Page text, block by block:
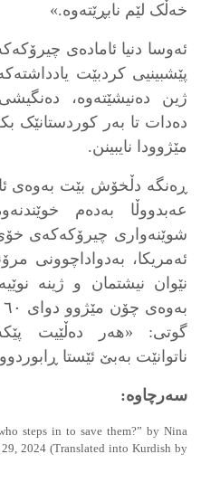
خەڵک لێم نابڕێتەوە.»
ئەوسا دنیا ئامادەی
پێشبینیی کردبێت
ژین دەنیشێتەوە،
دەدات تا بەر کوردستانێک
مێژوودا نایبینن.
ڕەنگە دڵخۆش بێت بەوەی
عەبدووڵا بەدەم
شوێنەواری چیرۆکەکەی خۆی
ئەمریکا، بەدواداچوونی
نێوان نیشتمان و ژینە
گوتی: «هەر دەڵێیت
ناتوانێت بەبێ ئێستا
سەرچاوە:
steps in to save them?” by Nina
2024 (Translated into Kurdish by